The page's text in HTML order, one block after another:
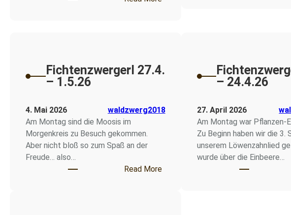
Fichtenzwergerl 27.4.
– 1.5.26
4. Mai 2026
waldzwerg2018
Am Montag sind die Moosis im
Morgenkreis zu Besuch gekommen.
Aber nicht bloß so zum Spaß an der
Freude… also…
Read More: Fichtenzwergerl 27.4. – 1.5.26
– 24.4.26
27. April 2026
Am Montag war Pflanzen-
Zu Beginn haben wir die 3.
unserem Löwenzahnlied
wurde über die Einbeere…